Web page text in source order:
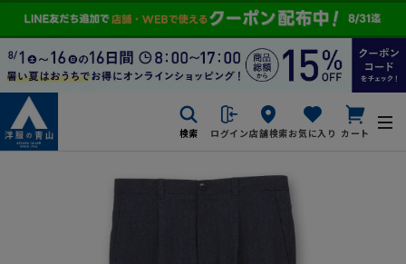
検索 ログイン店舗検索お気に入り カート